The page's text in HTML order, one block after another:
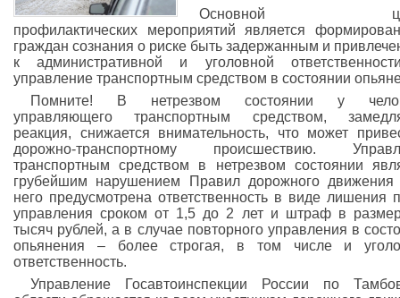
Основной
профилактических мероприятий является
граждан сознания о риске быть задержанным и
к административной и уголовной
управление транспортным средством в состоянии
Помните! В нетрезвом состоянии у
управляющего транспортным средством,
реакция, снижается внимательность, что может
дорожно-транспортному происшествию.
транспортным средством в нетрезвом состоянии
грубейшим нарушением Правил дорожного
него предусмотрена ответственность в виде лишения
управления сроком от 1,5 до 2 лет и штраф в
тысяч рублей, а в случае повторного управления в
опьянения – более строгая, в том числе и
ответственность.
Управление Госавтоинспекции России по